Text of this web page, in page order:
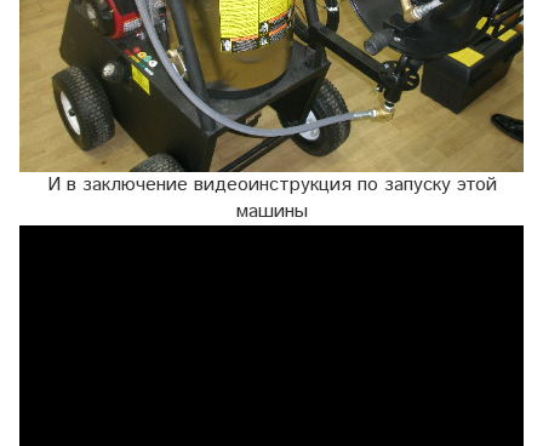
И в заключение видеоинструкция по запуску этой
машины